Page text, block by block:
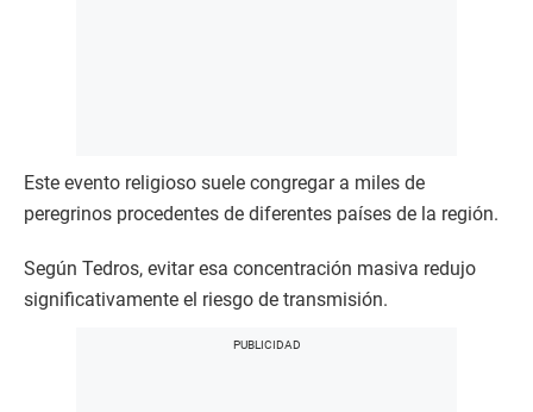
Este evento religioso suele congregar a miles de
peregrinos procedentes de diferentes países de la región.
Según Tedros, evitar esa concentración masiva redujo
significativamente el riesgo de transmisión.